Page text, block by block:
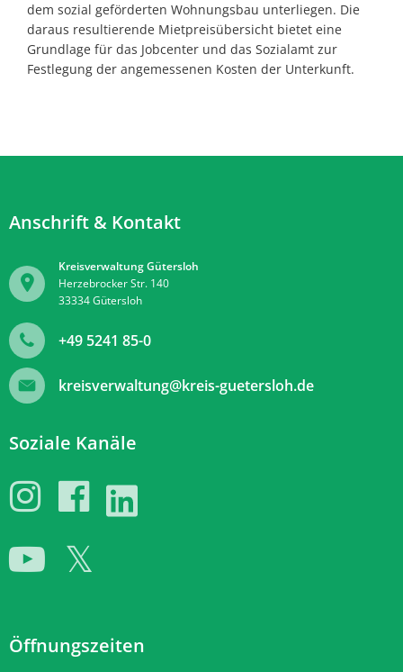
dem sozial geförderten Wohnungsbau unterliegen. Die
daraus resultierende Mietpreisübersicht bietet eine
Grundlage für das Jobcenter und das Sozialamt zur
Festlegung der angemessenen Kosten der Unterkunft.
Anschrift & Kontakt
Kreisverwaltung Gütersloh
Herzebrocker Str. 140
33334Gütersloh
+49 5241 85-0
kreisverwaltung@kreis-guetersloh.de
Soziale Kanäle
Öffnungszeiten